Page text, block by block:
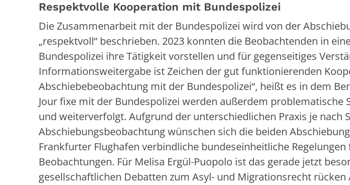
Respektvolle Kooperation mit Bundespolizei
Die Zusammenarbeit mit der Bundespolizei wird von der
„respektvoll“ beschrieben. 2023 konnten die Beobachtenden in
Bundespolizei ihre Tätigkeit vorstellen und für gegenseitiges
Informationsweitergabe ist Zeichen der gut funktionierenden
Abschiebebeobachtung mit der Bundespolizei“, heißt es in dem
Jour fixe mit der Bundespolizei werden außerdem problematische
und weiterverfolgt. Aufgrund der unterschiedlichen Praxis je nach
Abschiebungsbeobachtung wünschen sich die beiden
Frankfurter Flughafen verbindliche bundeseinheitliche
Beobachtungen. Für Melisa Ergül-Puopolo ist das gerade jetzt
gesellschaftlichen Debatten zum Asyl- und Migrationsrecht